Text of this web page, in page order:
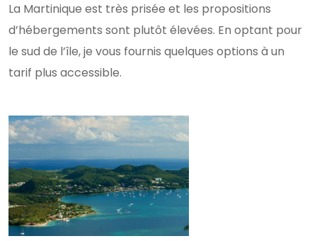
La Martinique est très prisée et les propositions
d’hébergements sont plutôt élevées. En optant pour
le sud de l’île, je vous fournis quelques options à un
tarif plus accessible.